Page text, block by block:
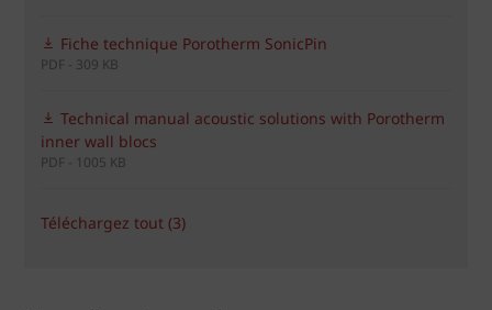
Fiche technique Porotherm SonicPin
PDF - 309 KB
Technical manual acoustic solutions with Porotherm
inner wall blocs
PDF - 1005 KB
Téléchargez tout (3)